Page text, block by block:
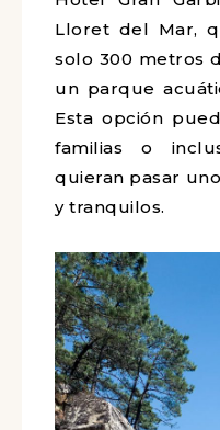
Lloret del Mar,
solo 300 metros
un parque
Esta opción
familias o
quieran pasar
y tranquilos.